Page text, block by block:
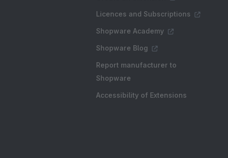
Licences and Subscriptions
Shopware Academy
Shopware Blog
Report manufacturer to
Shopware
Accessibility of Extensions